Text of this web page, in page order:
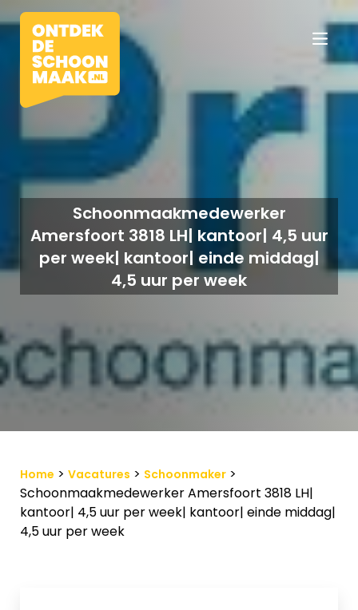
Schoonmaakmedewerker
Amersfoort 3818 LH| kantoor| 4,5 uur
per week| kantoor| einde middag|
4,5 uur per week
Home > Vacatures > Schoonmaker >
Schoonmaakmedewerker Amersfoort 3818 LH|
kantoor| 4,5 uur per week| kantoor| einde middag|
4,5 uur per week
Vacatures
Beroepen
Werkomgevingen
Werkgevers
Vacature-alert
Bewaarde vacatures